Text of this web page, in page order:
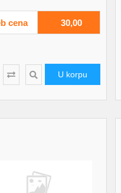
cena 30,00
U korpu